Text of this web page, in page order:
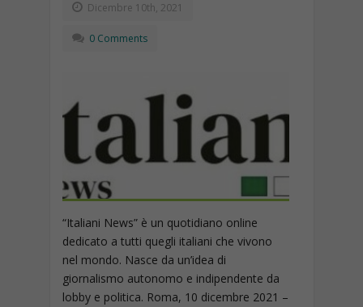
Dicembre 10th, 2021
0 Comments
“Italiani News” è un quotidiano online
dedicato a tutti quegli italiani che vivono
nel mondo. Nasce da un’idea di
giornalismo autonomo e indipendente da
lobby e politica. Roma, 10 dicembre 2021 –